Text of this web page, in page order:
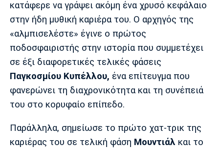
Πολιτισμός
Τραγούδια
Cine Spot
Running
Media
Παρασκήνιο
Πρόγραμμα TV
Κηφισιά Πανσερραϊκός
Μπαρτσελόνα
Ρεάλ
κατάφερε να γράψει ακόμη ένα χρυσό κεφάλαιο
στην ήδη μυθική καριέρα του. Ο αρχηγός της
«αλμπισελέστε» έγινε ο πρώτος
ποδοσφαιριστής στην ιστορία που συμμετέχει
σε έξι διαφορετικές τελικές φάσεις
Παγκοσμίου Κυπέλλου, ένα επίτευγμα που
φανερώνει τη διαχρονικότητα και τη συνέπειά
του στο κορυφαίο επίπεδο.
Παράλληλα, σημείωσε το πρώτο χατ-τρικ της
καριέρας του σε τελική φάση Μουντιάλ και το